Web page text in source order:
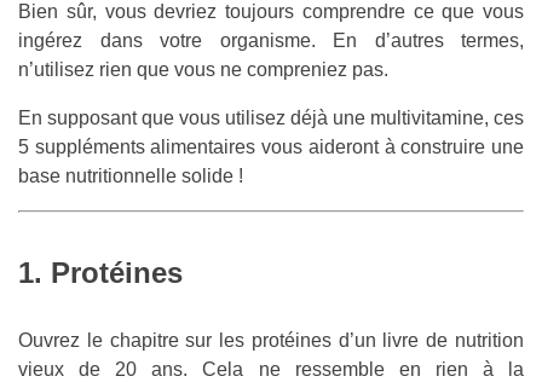
Bien sûr, vous devriez toujours comprendre ce que vous
ingérez dans votre organisme. En d’autres termes,
n’utilisez rien que vous ne compreniez pas.
En supposant que vous utilisez déjà une multivitamine, ces
5 suppléments alimentaires vous aideront à construire une
base nutritionnelle solide !
1. Protéines
Ouvrez le chapitre sur les protéines d’un livre de nutrition
vieux de 20 ans. Cela ne ressemble en rien à la